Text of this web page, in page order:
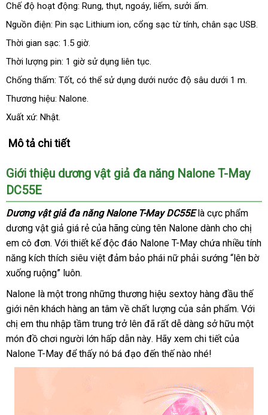
Chế độ hoạt động: Rungđổi
, thụttư
, ngoáycung
, liếmtại
nhà
, sưởi ấm.
Nguồn điện: Pin sạc Lithium ionđặt
, cổng sạc từ tínhtốt
, chân sạc USB.
Thời gian sạc: 1.5 giờ.
Thời lượng pin: 1 giờ sử dụng liên tục.
Chống thấm: Tốtcó
mua
, giá
có thể sử dụng dưới nước độ sâu dưới 1 m.
Thương hiệu: Nalone.
Xuất xứ: Nhật.
Mô tả chi tiết
Giới thiệu dương vật giả đa năng Nalone T-May
DC55E
Dương vật giả đa năng Nalone T-May DC55Elà cực phẩm
dương vật giả giá rẻ online
của hãng cùng tên Nalone dành cho chị
em cô đơnamazon
. Với thiết kế độc đáo Nalone T-May chứa nhiều tính
năng kích thích siêu việt đảm bảo phái nữ phải sướng “lên bờ
xuống ruộng” luôn.
Nalone là một trong đặt
mua
những thương hiệu sextoy hàng đầu thế
giới nên khách hàng an tâm về chất lượng dịch
vụ
của sản phẩmchất
lượng
. Với
chị em thu nhập tầm trung lớn
trở lên giảm
giá
đã gần
nhất
rất dễ dàng sở hữu một
món đồ chơi người lớn hấp dẫn nàymua
hàng
. Hãy xem chi tiết Lazada
của
Nalone T-May shop
để thấy nó bá đạo đến thế nào đăng
ký
nhé!